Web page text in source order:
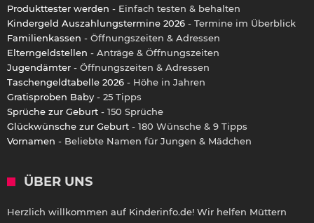
Produkttester werden - Einfach testen & behalten
Kindergeld Auszahlungstermine 2026 - Termine im Überblick
Familienkassen - Öffnungszeiten & Adressen
Elterngeldstellen - Anträge & Öffnungszeiten
Jugendämter - Öffnungszeiten & Adressen
Taschengeldtabelle 2026 - Höhe in Jahren
Gratisproben Baby - 25 Tipps
Sprüche zur Geburt - 150 Sprüche
Glückwünsche zur Geburt - 180 Wünsche & 9 Tipps
Vornamen - Beliebte Namen für Jungen & Mädchen
ÜBER UNS
Herzlich willkommen auf Kinderinfo.de! Wir helfen Müttern